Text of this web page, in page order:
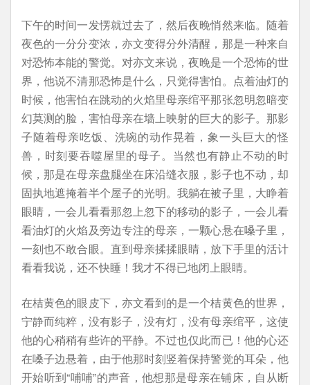
下午的时间一发愣就过去了，然后夜晚悄然来临。随着
夜色的一分分变浓，亦文变得分外清醒，那是一种来自
对恐怖本能的警觉。对亦文来说，夜晚是一个恐怖的世
界，他说不清那恐怖是什么，只觉得害怕。点着油灯的
时候，他害怕在跳动的火焰里母亲绾平那张忽明忽暗变
幻莫测的脸，害怕母亲在墙上映射的巨大的影子。那影
子随着母亲吃饭、洗碗的动作晃着，象一头巨大的怪
兽，时刻要吞噬屋里的母子。当然也有静止不动的时
候，那是在母亲盘腿坐在床沿缝衣服，影子也不动，却
固执地遮掩着半个屋子的光明。我躺在被子里，大睁着
眼睛，一会儿看看那忽上忽下的移动的影子，一会儿看
看油灯的火焰及旁边专注的母亲，一颗心悬在嗓子里，
一刻也不敢合眼。直到母亲揉揉眼睛，放下手里的活计
看看我说，还不快睡！我才不得已地闭上眼睛。
在桔黄色的眼皮下，亦文看到的是一个桔黄色的世界，
宁静而纯粹，没有影子，没有灯，没有母亲绾平，这使
他的心稍稍有些许的平静。不过也仅此而已！他的心还
在嗓子边悬着，由于他那时刻竖着保持警觉的耳朵，他
开始听到“哺哺”的声音，他想那是母亲在铺床，自从断